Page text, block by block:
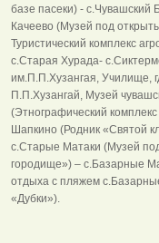
базе пасеки) -
Качеево (Музей под
Туристический комплекс
с.Старая Хурада-
им.П.П.Хузангая, Училище,
П.П.Хузангай, Музей
(Этнографический
Шапкино (Родник «Святой
с.Старые Матаки (Музей
городище») – с.Базарные
отдыха с пляжем
«Дубки»).